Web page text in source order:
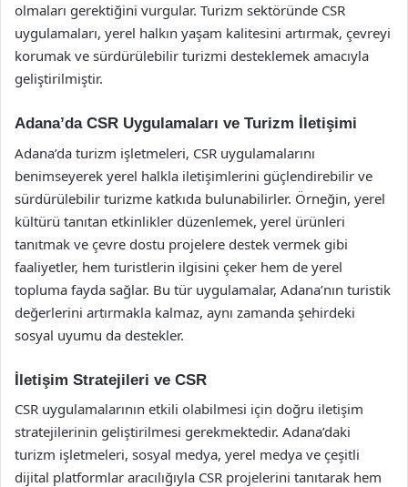
olmaları gerektiğini vurgular. Turizm sektöründe CSR
uygulamaları, yerel halkın yaşam kalitesini artırmak, çevreyi
korumak ve sürdürülebilir turizmi desteklemek amacıyla
geliştirilmiştir.
Adana’da CSR Uygulamaları ve Turizm İletişimi
Adana’da turizm işletmeleri, CSR uygulamalarını
benimseyerek yerel halkla iletişimlerini güçlendirebilir ve
sürdürülebilir turizme katkıda bulunabilirler. Örneğin, yerel
kültürü tanıtan etkinlikler düzenlemek, yerel ürünleri
tanıtmak ve çevre dostu projelere destek vermek gibi
faaliyetler, hem turistlerin ilgisini çeker hem de yerel
topluma fayda sağlar. Bu tür uygulamalar, Adana’nın turistik
değerlerini artırmakla kalmaz, aynı zamanda şehirdeki
sosyal uyumu da destekler.
İletişim Stratejileri ve CSR
CSR uygulamalarının etkili olabilmesi için doğru iletişim
stratejilerinin geliştirilmesi gerekmektedir. Adana’daki
turizm işletmeleri, sosyal medya, yerel medya ve çeşitli
dijital platformlar aracılığıyla CSR projelerini tanıtarak hem